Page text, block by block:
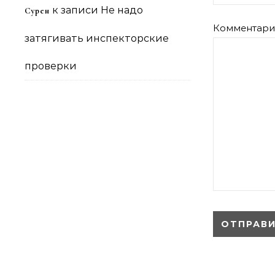
Сурен к записи Не надо
затягивать инспекторские
проверки